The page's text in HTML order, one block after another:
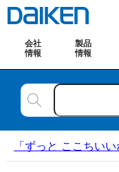
会社
情報
製品
情報
「ずっと ここちい